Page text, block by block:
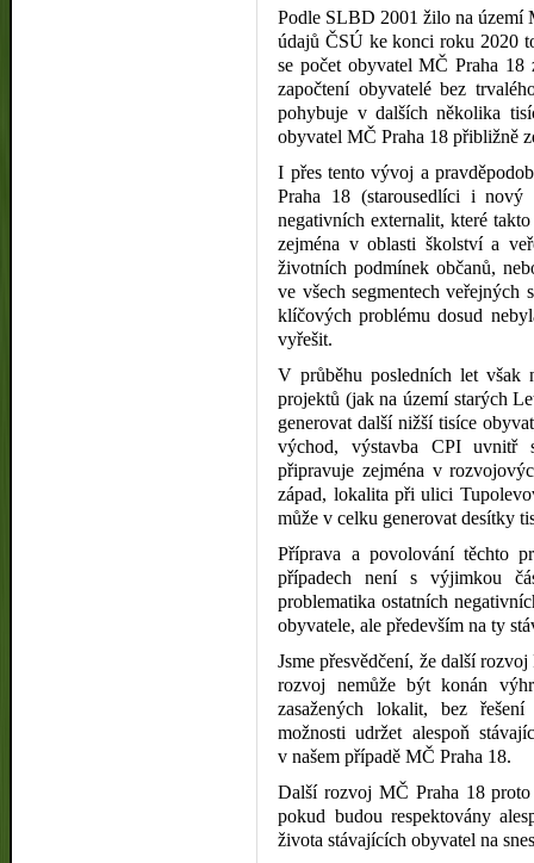
Podle SLBD 2001 žilo na území
údajů ČSÚ ke konci roku 2020
se počet obyvatel MČ Praha
započtení obyvatelé bez
pohybuje v dalších několika
obyvatel MČ Praha 18 přibližně
I přes tento vývoj a
Praha 18 (starousedlíci i nový
negativních externalit, které
zejména v oblasti školství a
životních podmínek občanů,
ve všech segmentech veřejných
klíčových problému dosud
vyřešit.
V průběhu posledních let však
projektů (jak na území starých
generovat další nižší tisíce
východ, výstavba CPI uvnitř
připravuje zejména v
západ, lokalita při ulici
může v celku generovat desítky
Příprava a povolování těchto
případech není s výjimkou
problematika ostatních
obyvatele, ale především na ty
Jsme přesvědčení, že další
rozvoj nemůže být konán
zasažených lokalit, bez
možnosti udržet alespoň
v našem případě MČ Praha 18.
Další rozvoj MČ Praha 18
pokud budou respektovány
života stávajících obyvatel na